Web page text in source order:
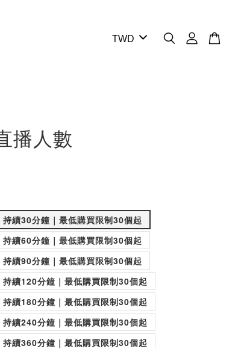
播人數
續30分鐘｜最低購買限制30個起
續60分鐘｜最低購買限制30個起
續90分鐘｜最低購買限制30個起
續120分鐘｜最低購買限制30個起
續180分鐘｜最低購買限制30個起
續240分鐘｜最低購買限制30個起
續360分鐘｜最低購買限制30個起